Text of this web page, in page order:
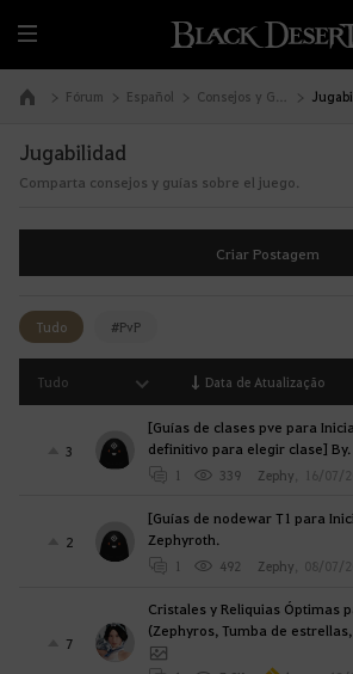
T
u
d
Ir à Página Inicial Fórum Español
Jugabilidad
Comparta consejos y guías sobre el juego.
Criar Postagem
Tudo #PvP
Data de Atualização
Tudo
3
[Guías de clases pve para
definitivo para elegir clase]
1 339 Zephy 16/07/
2
[Guías de nodewar T1 para
Zephyroth.
1 492 Zephy 08/07/
7
Cristales y Reliquias Óptimas
(Zephyros, Tumba de